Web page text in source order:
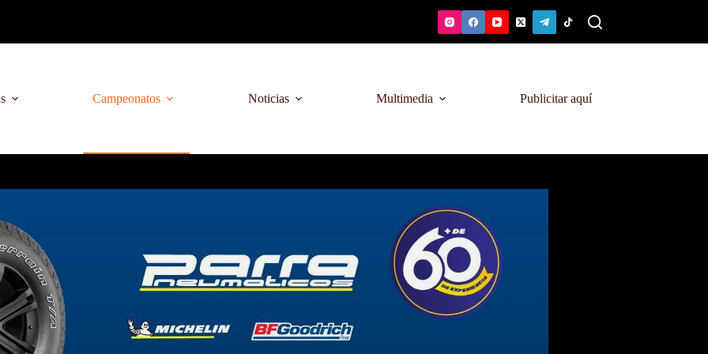
Campeonatos Noticias Multimedia Publicitar aquí